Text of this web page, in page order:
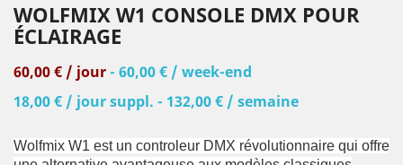
WOLFMIX W1 CONSOLE DMX POUR
ÉCLAIRAGE
60,00 € / jour- 60,00 € / week-end
18,00 € / jour suppl. - 132,00 € / semaine
Wolfmix W1 est un controleur DMX révolutionnaire qui offre